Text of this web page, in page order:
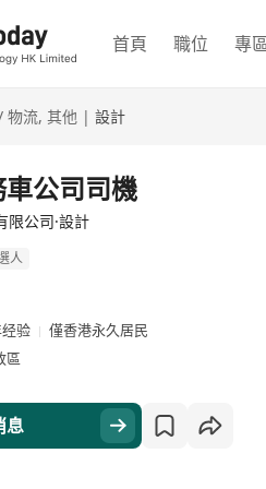
首頁 職位 專
物流, 其他 | 設計
公司司機
限公司·設計
人
验
僅香港永久居民
區
息